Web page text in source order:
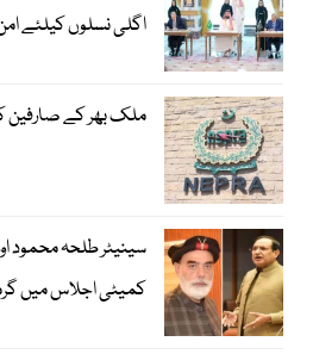
اگلی نسلوں کیلئے
ملک بھر کے صارفین
سینیٹر طلحہ محمود
کمیٹی اجلاس میں